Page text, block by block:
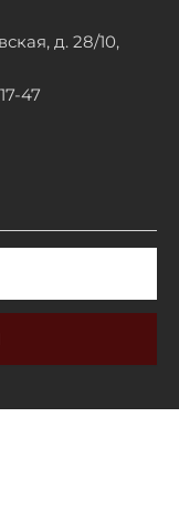
д. 28/10,
47